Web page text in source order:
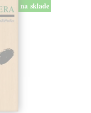
na sklade